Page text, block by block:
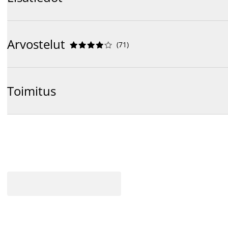
Arvostelut 




 (71)
Toimitus